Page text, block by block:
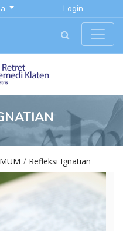
Login
Refleksi Ignatian